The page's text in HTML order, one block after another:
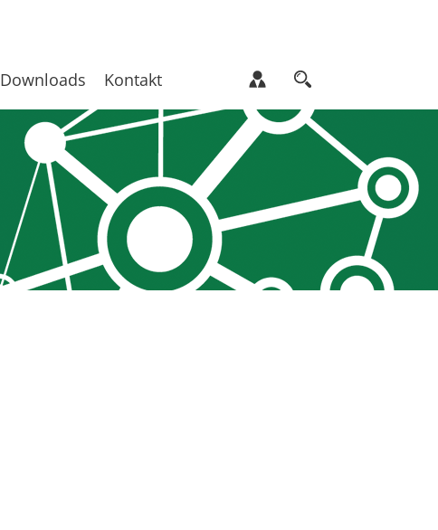
Downloads Kontakt